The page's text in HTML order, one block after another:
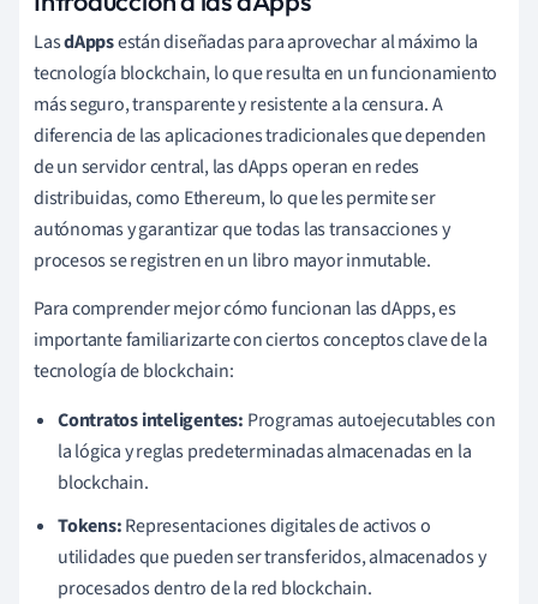
LasdAppsestán diseñadas para aprovechar al máximo la
tecnología blockchain, lo que resulta en un funcionamiento
más seguro, transparente y resistente a la censura. A
diferencia de las aplicaciones tradicionales que dependen
de un servidor central, las dApps operan en redes
distribuidas, como Ethereum, lo que les permite ser
autónomas y garantizar que todas las transacciones y
procesos se registren en un libro mayor inmutable.
Para comprender mejor cómo funcionan las dApps, es
importante familiarizarte con ciertos conceptos clave de la
tecnología de blockchain:
Contratos inteligentes: Programas autoejecutables con
la lógica y reglas predeterminadas almacenadas en la
blockchain.
Tokens:Representaciones digitales de activos o
utilidades que pueden ser transferidos, almacenados y
procesados dentro de la red blockchain.